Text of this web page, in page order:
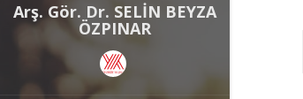
Arş. Gör. Dr. SELİN BEYZA
ÖZPINAR